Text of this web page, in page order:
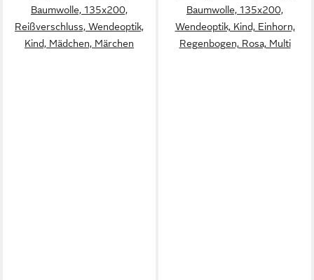
Baumwolle, 135x200,
Reißverschluss, Wendeoptik,
Kind, Mädchen, Märchen
Baumwolle, 135x200,
Wendeoptik, Kind, Einhorn,
Regenbogen, Rosa, Multi